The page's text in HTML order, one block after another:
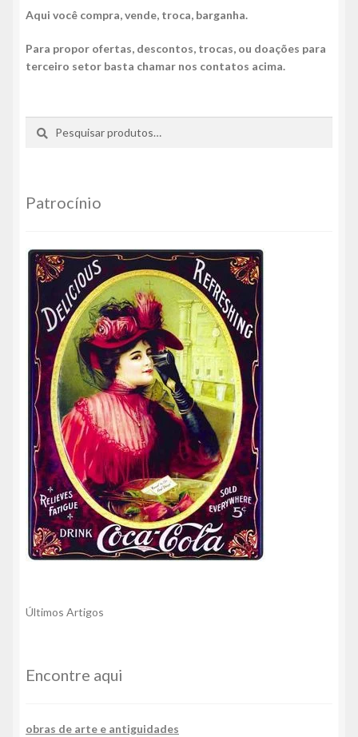
Aqui você compra, vende, troca, barganha.
Para propor ofertas, descontos, trocas, ou doações para
terceiro setor basta chamar nos contatos acima.
por:
Patrocínio
Últimos Artigos
Encontre aqui
obras de arte e antiguidades